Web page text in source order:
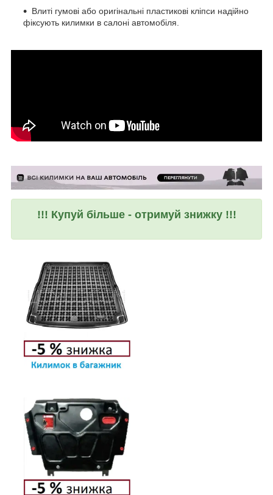
Влиті гумові або оригінальні пластикові кліпси надійно
фіксують килимки в салоні автомобіля.
!!! Купуй більше - отримуй знижку !!!